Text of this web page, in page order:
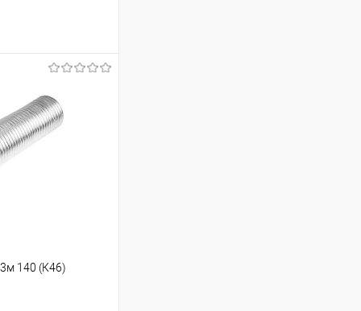
Сравнение
В наличии
140 (К46)